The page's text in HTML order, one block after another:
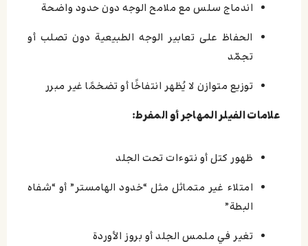
اندماج سلس مع ملامح الوجه دون حدود واضحة
الحفاظ على تعابير الوجه الطبيعية دون تصلب أو
تجمّد
توزيع متوازن لا يُظهر انتفاخًا أو تضخمًا غير مبرر
علامات الفيلر المهاجر أو المفرط:
ظهور كتل أو نتوءات تحت الجلد
امتلاء غير متماثل مثل “خدود الهامستر” أو “شفاه
البطة”
تغير في ملمس الجلد أو بروز الأوردة